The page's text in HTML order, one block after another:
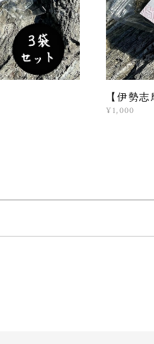
【伊勢
¥1,000